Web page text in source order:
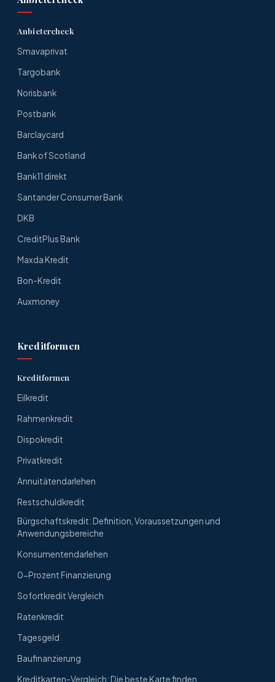
Anbietercheck
Smavaprivat
Targobank
Norisbank
Postbank
Barclaycard
Bank of Scotland
Bank11 direkt
Santander Consumer Bank
DKB
CreditPlus Bank
Maxda Kredit
Bon-Kredit
Auxmoney
Kreditformen
Kreditformen
Eilkredit
Rahmenkredit
Dispokredit
Privatkredit
Annuitätendarlehen
Restschuldkredit
Bürgschaftskredit: Definition, Voraussetzungen und
Anwendungsbereiche
Konsumentendarlehen
0-Prozent Finanzierung
Sofortkredit Vergleich
Ratenkredit
Tagesgeld
Baufinanzierung
Kreditkarten-Vergleich: Die beste Karte finden